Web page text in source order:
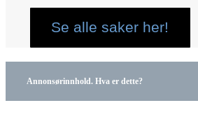
Se alle saker her!
Annonsørinnhold. Hva er dette?